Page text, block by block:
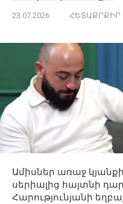
23.07.2026 ՀԵՏԱՔՐՔԻՐ
Ամիսներ առաջ
սերիալից հայտնի
Հարությունյանի